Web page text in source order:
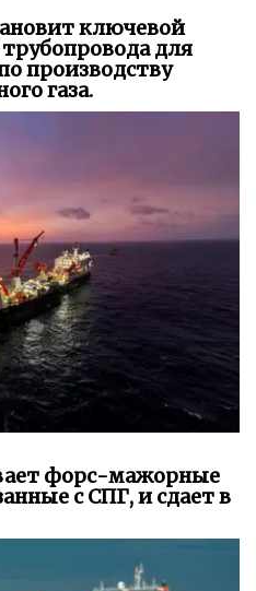
ключевой
для
производству
газа.
форс-мажорные
с СПГ, и сдает в